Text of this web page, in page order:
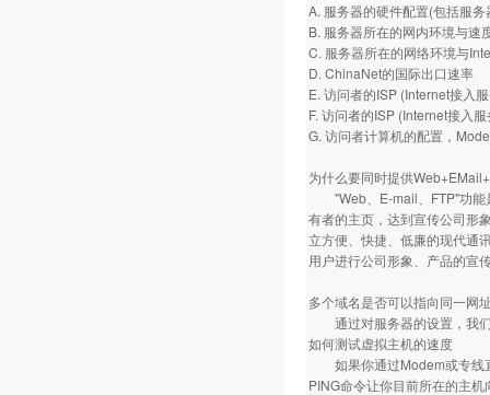
A. 服务器的硬件配置(包括服
B. 服务器所在的网内环境与速
C. 服务器所在的网络环境与
D. ChinaNet的国际出口速率
E. 访问者的ISP (Internet接入
F. 访问者的ISP (Internet接入
G. 访问者计算机的配置，
为什么要同时提供
"Web、E-mail、FTP"功能
有者的主页，达到宣传公司形
立方便、快捷、低廉的现代通
用户进行公司形象、产品的宣
多个域名是否可以指向同一网
通过对服务器的设置，我们
如何测试虚拟主机的速度
如果你通过Modem或专线
PING命令让你目前所在的主